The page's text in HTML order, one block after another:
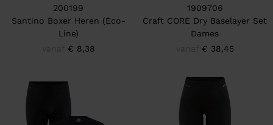
200199
Santino Boxer Heren (Eco-
Line)
€ 8,38
1909706
Craft CORE Dry Baselayer Set
Dames
€ 38,45